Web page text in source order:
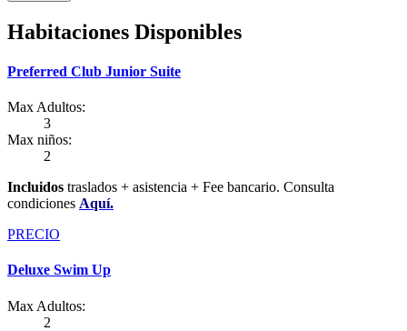
Habitaciones Disponibles
Preferred Club Junior Suite
Max Adultos:
3
Max niños:
2
Incluidos traslados + asistencia + Fee bancario. Consulta
condiciones Aquí.
PRECIO
Deluxe Swim Up
Max Adultos:
2